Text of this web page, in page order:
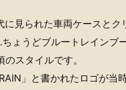
見られた車両ケースとク
ょうどブルートレインブ
スタイルです。
」と書かれたロゴが当